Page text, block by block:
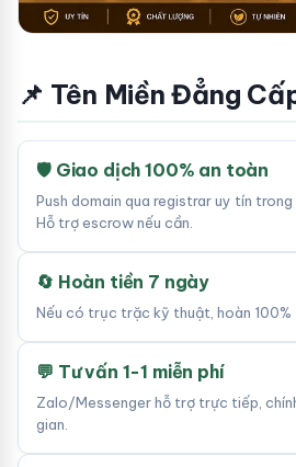
📌 Tên Miền Đẳng
🛡 Giao dịch 100% an toàn
Push domain qua registrar uy tín
Hỗ trợ escrow nếu cần.
🔄 Hoàn tiền 7 ngày
Nếu có trục trặc kỹ thuật, hoàn 100%
💬 Tư vấn 1-1 miễn phí
Zalo/Messenger hỗ trợ trực tiếp,
gian.